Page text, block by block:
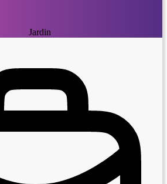
Jardin